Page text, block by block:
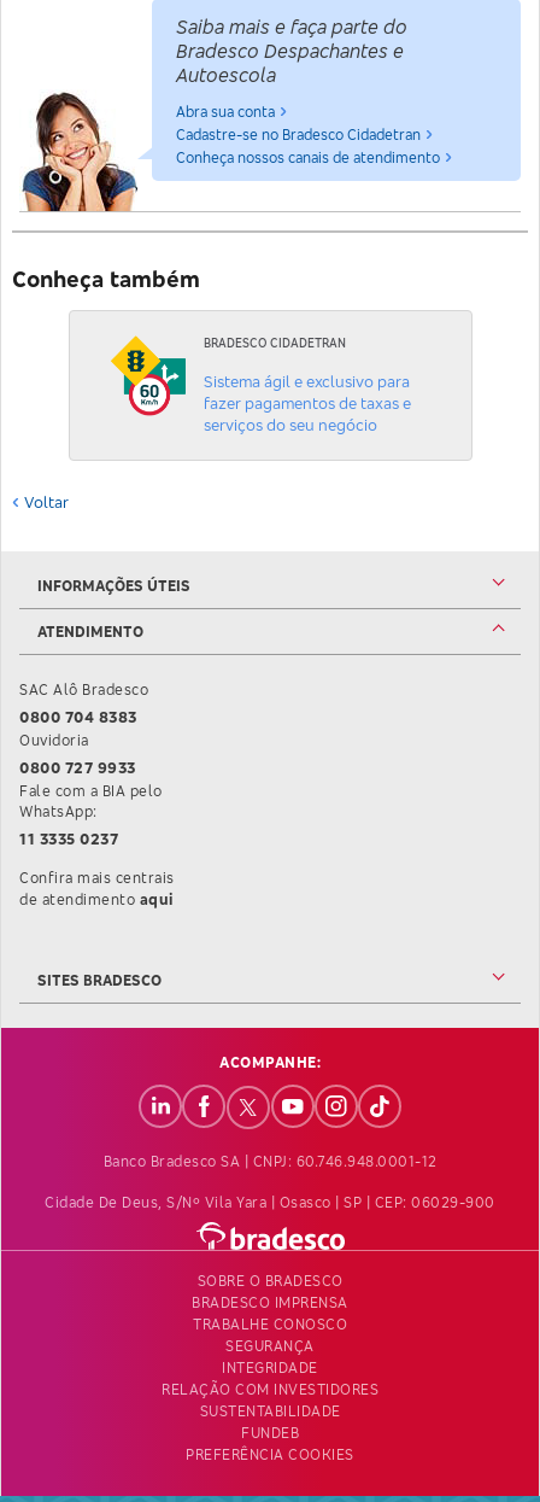
Saiba mais e faça parte do
Bradesco Despachantes e
Autoescola
Abra sua conta
Cadastre-se no Bradesco Cidadetran
Conheça nossos canais de atendimento
Conheça também
BRADESCO CIDADETRAN
Sistema ágil e exclusivo para
fazer pagamentos de taxas e
serviços do seu negócio
Voltar
INFORMAÇÕES ÚTEIS
ATENDIMENTO
SAC Alô Bradesco
0800 704 8383
Ouvidoria
0800 727 9933
Fale com a BIA pelo
WhatsApp:
11 3335 0237
Confira mais centrais
de atendimento Confira mais informações sobre as Centrais de
aqui
SITES BRADESCO
ACOMPANHE:
Banco Bradesco SA | CNPJ: 60.746.948.0001-12
Cidade De Deus, S/nº Vila Yara | Osasco | SP | CEP: 06029-900
SOBRE O BRADESCO
BRADESCO IMPRENSA
TRABALHE CONOSCO
SEGURANÇA
INTEGRIDADE
RELAÇÃO COM INVESTIDORES
SUSTENTABILIDADE
FUNDEB
PREFERÊNCIA COOKIES